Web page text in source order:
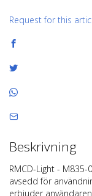
Request for this
Beskrivning
RMCD-Light -
avsedd för
erbjuder